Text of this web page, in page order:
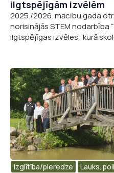
ilgtspējīgām izvēlēm
2025./2026. mācību gada
norisinājās STEM nodarbība
ilgtspējīgas izvēles”, kurā
Izglītība/pieredze Lauks.